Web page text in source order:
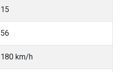
15
56
180 km/h